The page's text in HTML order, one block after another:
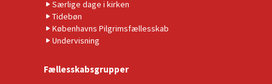
Særlige dage i kirken
Tidebøn
Københavns Pilgrimsfællesskab
Undervisning
Fællesskabsgrupper